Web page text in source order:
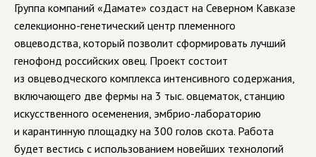
Группа компаний «Дамате» создаст на Северном Кавказе
селекционно-генетический центр племенного
овцеводства, который позволит сформировать лучший
генофонд российских овец. Проект состоит
из овцеводческого комплекса интенсивного содержания,
включающего две фермы на 3 тыс. овцематок, станцию
искусственного осеменения, эмбрио-лабораторию
и карантинную площадку на 300 голов скота. Работа
будет вестись с использованием новейших технологий